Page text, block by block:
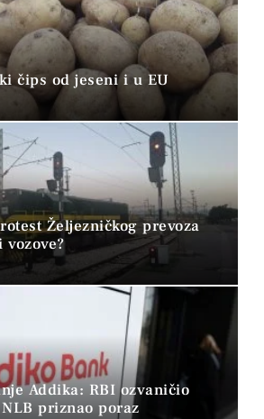
čips od jeseni i u EU
Željezničkog prevoza
vozove?
Addika: RBI ozvaničio
priznao poraz